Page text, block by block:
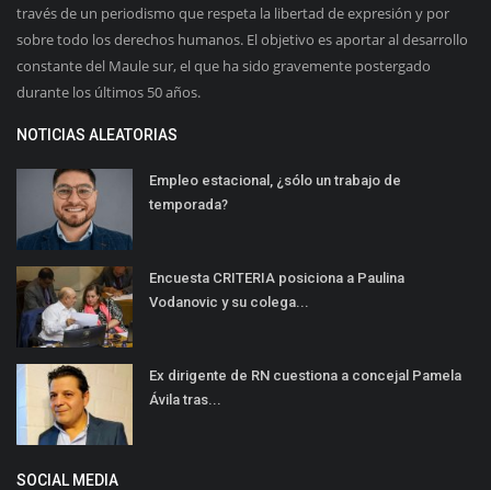
través de un periodismo que respeta la libertad de expresión y por
sobre todo los derechos humanos. El objetivo es aportar al desarrollo
constante del Maule sur, el que ha sido gravemente postergado
durante los últimos 50 años.
NOTICIAS ALEATORIAS
Empleo estacional, ¿sólo un trabajo de
temporada?
Encuesta CRITERIA posiciona a Paulina
Vodanovic y su colega...
Ex dirigente de RN cuestiona a concejal Pamela
Ávila tras...
SOCIAL MEDIA